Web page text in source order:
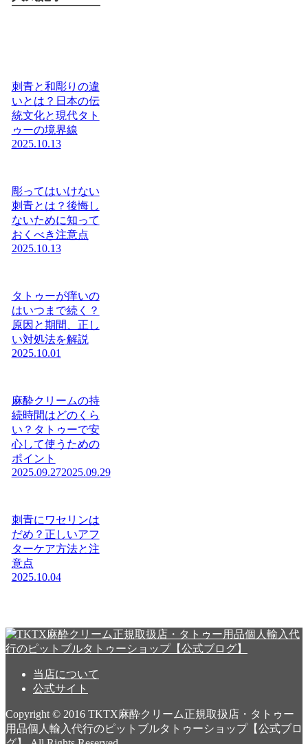
刺青と和彫りの違
いとは？日本の伝
統文化と現代タト
ゥーの境界線
2025.10.13
彫ってはいけない
刺青とは？後悔し
ないために知って
おくべき注意点
2025.10.13
タトゥーが痒いの
はいつまで続く？
原因と期間、正し
い対処法を解説
2025.10.01
麻酔クリームの持
続時間はどのくら
い？タトゥーで安
心して使うための
ポイント
2025.09.272025.09.29
刺青にワセリンは
だめ？正しいアフ
ターケア方法と注
意点
2025.10.04
当店について
公式サイト
Copyright © 2016 TKTX麻酔クリーム正規取扱店・タトゥー
用品個人輸入代行のピットブルタトゥーショップ【公式ブロ